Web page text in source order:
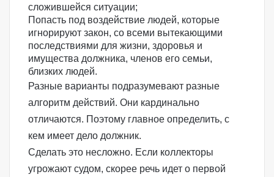
сложившейся ситуации;
Попасть под воздействие людей, которые
игнорируют закон, со всеми вытекающими
последствиями для жизни, здоровья и
имущества должника, членов его семьи,
близких людей.
Разные варианты подразумевают разные
алгоритм действий. Они кардинально
отличаются. Поэтому главное определить, с
кем имеет дело должник.
Сделать это несложно. Если коллекторы
угрожают судом, скорее речь идет о первой